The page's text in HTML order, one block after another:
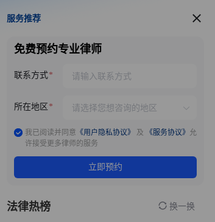
服务推荐
服务推荐
免费预约专业律师
联系方式
所在地区
我已阅读并同意 《用户隐私协议》 及 《服务协议》 允
许接受更多律师的服务
立即预约
法律热榜 换一换